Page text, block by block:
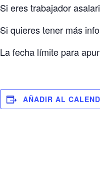
Si eres trabajador
Si quieres tener más
La fecha límite para
AÑADIR AL